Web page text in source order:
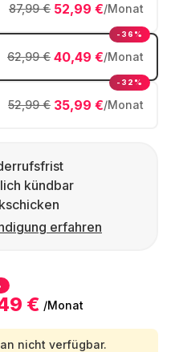
52,99 €/Monat
87,99 €
40,49 €/Monat
62,99 €
-36%
35,99 €/Monat
52,99 €
-32%
kündbar
erfahren
€ /Monat
nicht verfügbar.